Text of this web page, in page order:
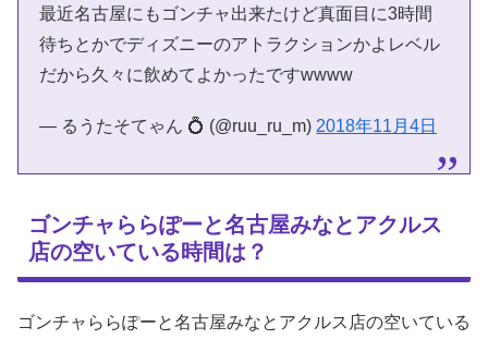
最近名古屋にもゴンチャ出来たけど真面目に3時間
待ちとかでディズニーのアトラクションかよレベル
だから久々に飲めてよかったですwwww
— るうたそてゃん 💍 (@ruu_ru_m) 2018年11月4日
ゴンチャららぽーと名古屋みなとアクルス
店の空いている時間は？
ゴンチャららぽーと名古屋みなとアクルス店の空いている